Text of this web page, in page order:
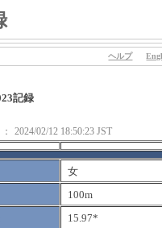
ヘルプ
記録
2024/02/12 18:50:23 JST
女
100m
15.97*